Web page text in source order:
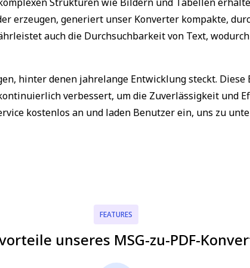
erzeugen, generiert unser Konverter kompakte,
auch die Durchsuchbarkeit von Text,
hinter denen jahrelange Entwicklung steckt.
verbessert, um die Zuverlässigkeit und
kostenlos an und laden Benutzer ein, uns zu
FEATURES
unseres MSG-zu-PDF-